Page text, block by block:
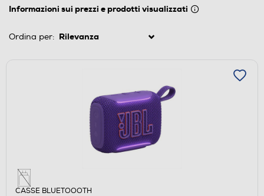
Informazioni sui prezzi e prodotti visualizzati
Ordina per:
CASSE BLUETOOOTH